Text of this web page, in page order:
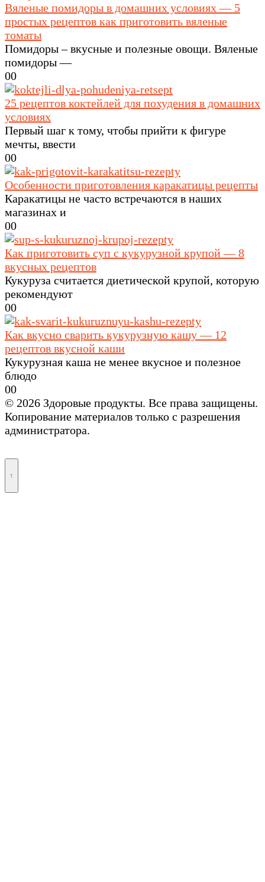
Вяленые помидоры в домашних условиях — 5
простых рецептов как приготовить вяленые
томаты
Помидоры – вкусные и полезные овощи. Вяленые
помидоры —
00
25 рецептов коктейлей для похудения в домашних
условиях
Первый шаг к тому, чтобы прийти к фигуре
мечты, ввести
00
Особенности приготовления каракатицы рецепты
Каракатицы не часто встречаются в наших
магазинах и
00
Как приготовить суп с кукурузной крупой — 8
вкусных рецептов
Кукуруза считается диетической крупой, которую
рекомендуют
00
Как вкусно сварить кукурузную кашу — 12
рецептов вкусной каши
Кукурузная каша не менее вкусное и полезное
блюдо
00
© 2026 Здоровые продукты. Все права защищены.
Копирование материалов только с разрешения
администратора.